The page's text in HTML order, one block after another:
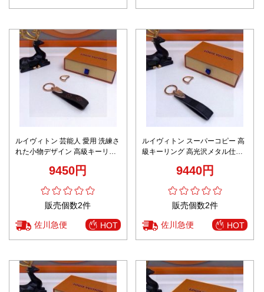
ルイヴィトン 芸能人 愛用 洗練さ
れた小物デザイン 高級キーリン
9450円
販売個数2件
佐川急便 HOT
ルイヴィトン スーパーコピー 高
級キーリング 高光沢メタル仕立
9440円
販売個数2件
佐川急便 HOT